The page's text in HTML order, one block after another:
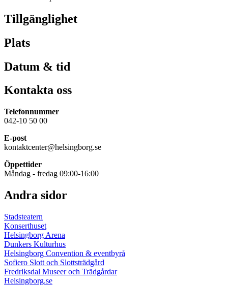
Tillgänglighet
Plats
Datum & tid
Kontakta oss
Telefonnummer
042-10 50 00
E-post
kontaktcenter@helsingborg.se
Öppettider
Måndag - fredag 09:00-16:00
Andra sidor
Stadsteatern
Konserthuset
Helsingborg Arena
Dunkers Kulturhus
Helsingborg Convention & eventbyrå
Sofiero Slott och Slottsträdgård
Fredriksdal Museer och Trädgårdar
Helsingborg.se